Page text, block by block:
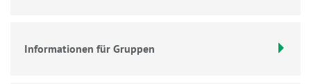
Informationen für Gruppen